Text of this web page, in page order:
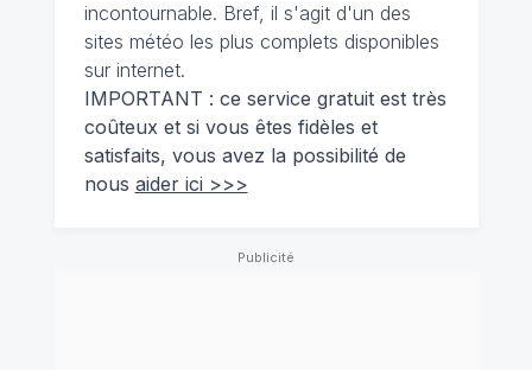
incontournable. Bref, il s'agit d'un des
sites météo les plus complets disponibles
sur internet.
IMPORTANT : ce service gratuit est très
coûteux et si vous êtes fidèles et
satisfaits, vous avez la possibilité de
nous aider ici >>>